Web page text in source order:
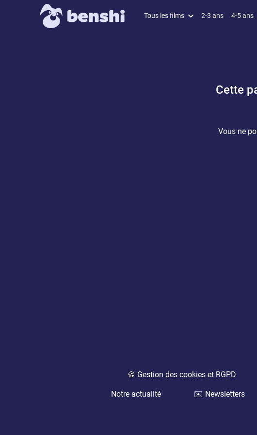
Tous les films 2-3 ans 4-5 ans
Cette
Vous ne
🍪 Gestion des cookies et RGPD
Notre actualité ✉️ Newsletters